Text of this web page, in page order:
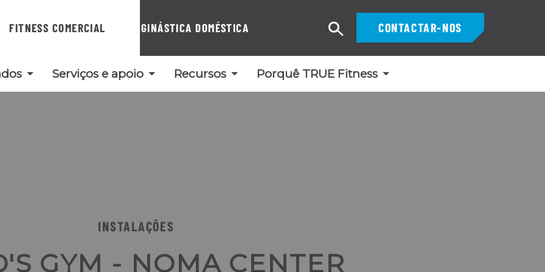
FITNESS COMERCIAL GINÁSTICA DOMÉSTICA
Serviços e apoio Recursos Porquê TRUE Fitness
CONTACTAR-NOS
Pesquisar
INSTALAÇÕES
GYM - NOMA CENTER